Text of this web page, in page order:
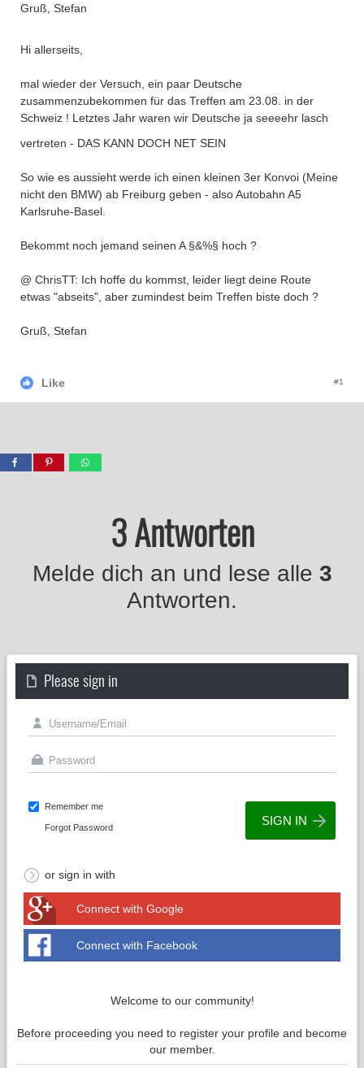
Gruß, Stefan
Hi allerseits,
mal wieder der Versuch, ein paar Deutsche
zusammenzubekommen für das Treffen am 23.08. in der
Schweiz ! Letztes Jahr waren wir Deutsche ja seeeehr lasch
vertreten - DAS KANN DOCH NET SEIN
So wie es aussieht werde ich einen kleinen 3er Konvoi (Meine
nicht den BMW) ab Freiburg geben - also Autobahn A5
Karlsruhe-Basel.
Bekommt noch jemand seinen A §&%§ hoch ?
@ ChrisTT: Ich hoffe du kommst, leider liegt deine Route
etwas "abseits", aber zumindest beim Treffen biste doch ?
Gruß, Stefan
Like #1
3 Antworten
Melde dich an und lese alle 3
Antworten.
Please sign in
Remember me
Forgot Password
or sign in with
Connect with Google
Connect with Facebook
Welcome to our community!
Before proceeding you need to register your profile and become
our member.